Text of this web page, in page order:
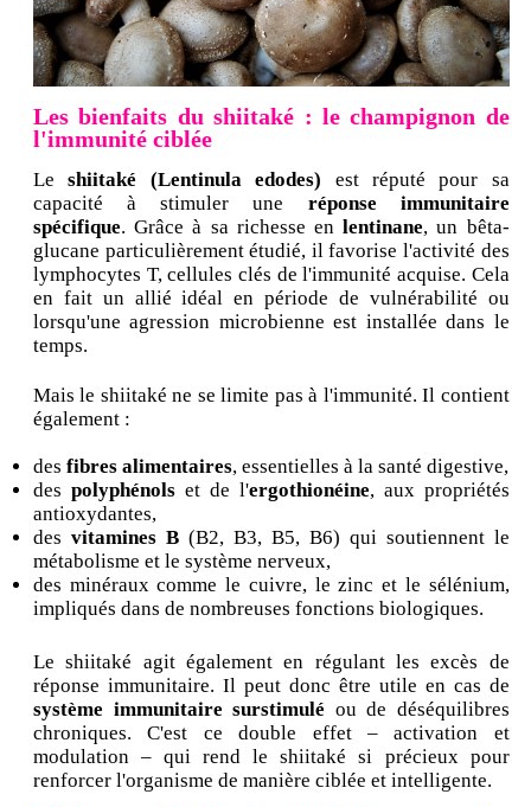
Les bienfaits du shiitaké : le champignon de
l'immunité ciblée
Leshiitaké (Lentinula edodes) est réputé pour sa
capacité à stimuler une réponse immunitaire
spécifique. Grâce à sa richesse enlentinane, un bêta-
glucane particulièrement étudié, il favorise l'activité des
lymphocytes T, cellules clés de l'immunité acquise. Cela
en fait un allié idéal en période de vulnérabilité ou
lorsqu'une agression microbienne est installée dans le
temps.
Mais le shiitaké ne se limite pas à l'immunité. Il contient
également :
des fibres alimentaires, essentielles à la santé digestive,
des polyphénolset de l'ergothionéine, aux propriétés
antioxydantes,
des vitamines B(B2, B3, B5, B6) qui soutiennent le
métabolisme et le système nerveux,
des minéraux comme le cuivre, le zinc et le sélénium,
impliqués dans de nombreuses fonctions biologiques.
Le shiitaké agit également en régulant les excès de
réponse immunitaire. Il peut donc être utile en cas de
système immunitaire surstimulé ou de déséquilibres
chroniques. C'est ce double effet – activation et
modulation – qui rend le shiitaké si précieux pour
renforcer l'organisme de manière ciblée et intelligente.